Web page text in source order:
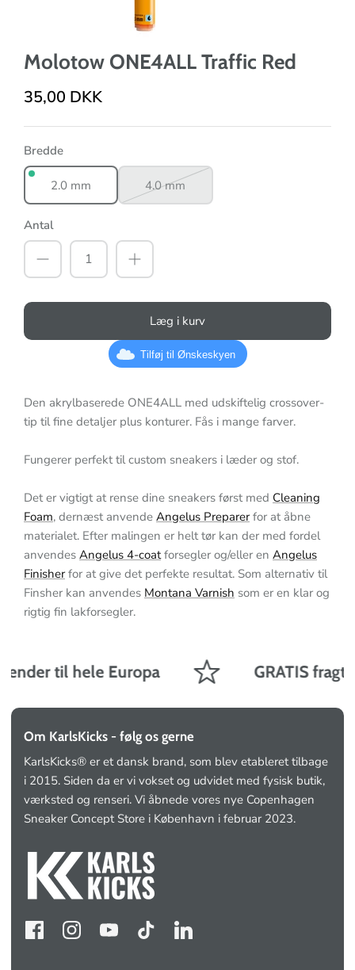
Molotow ONE4ALL Traffic Red
35,00 DKK
Bredde
2.0 mm 4.0 mm
Antal
Læg i kurv
Tilføj til Ønskeskyen
Den akrylbaserede ONE4ALL med udskiftelig crossover-
tip til fine detaljer plus konturer. Fås i mange farver.
Fungerer perfekt til custom sneakers i læder og stof.
Det er vigtigt at rense dine sneakers først med Cleaning
Foam, dernæst anvende Angelus Preparerfor at åbne
materialet. Efter malingen er helt tør kan der med fordel
anvendes Angelus 4-coatforsegler og/eller en Angelus
Finisherfor at give det perfekte resultat. Som alternativ til
Finsher kan anvendes Montana Varnish som er en klar og
rigtig fin lakforsegler.
til hele Europa GRATIS fragt
Om KarlsKicks - følg os gerne
KarlsKicks® er et dansk brand, som blev etableret tilbage
i 2015. Siden da er vi vokset og udvidet med fysisk butik,
værksted og renseri. Vi åbnede vores nye Copenhagen
Sneaker Concept Store i København i februar 2023.